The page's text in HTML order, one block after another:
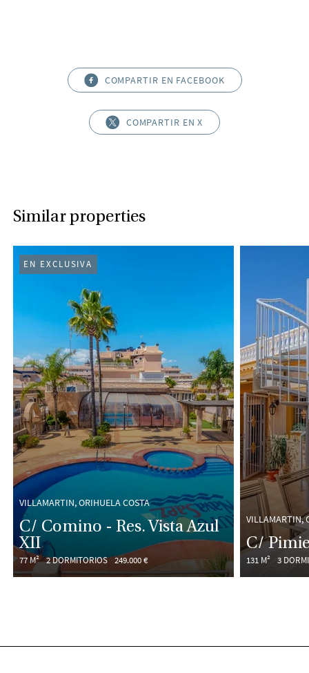
COMPARTIR EN FACEBOOK
COMPARTIR EN X
Similar properties
VILLAMARTIN, ORIHUELA COSTA
C/ Comino - Res. Vista Azul
XII
77 M² 2 DORMITORIOS 249.000 €
EN EXCLUSIVA
VILLAMARTIN,
C/
131 M² 3